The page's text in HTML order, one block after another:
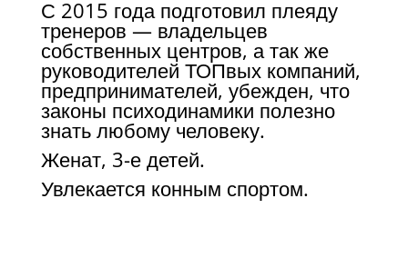
С 2015 года подготовил плеяду
тренеров — владельцев
собственных центров, а так же
руководителей ТОПвых компаний,
предпринимателей, убежден, что
законы психодинамики полезно
знать любому человеку.
Женат, 3-е детей.
Увлекается конным спортом.